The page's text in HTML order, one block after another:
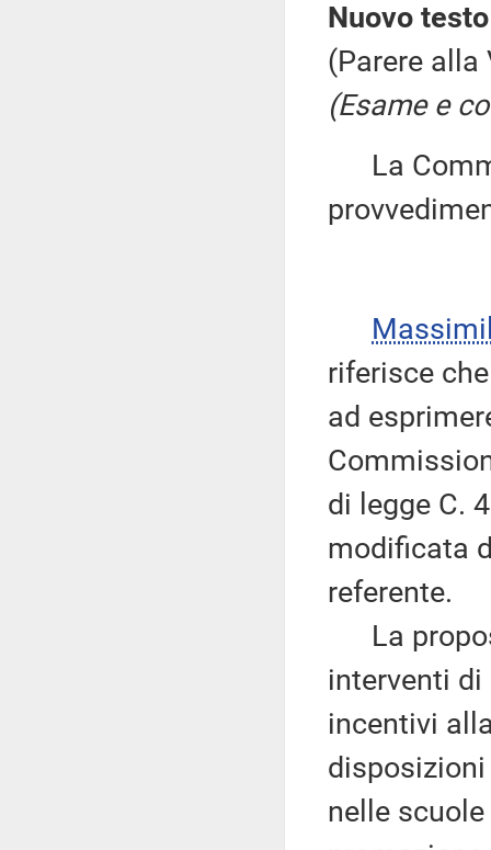
Nuovo
(Parere alla
(Esame e
La
riferisce
ad
di legge C.
modificata
referente.
La
interventi di
incentivi
nelle